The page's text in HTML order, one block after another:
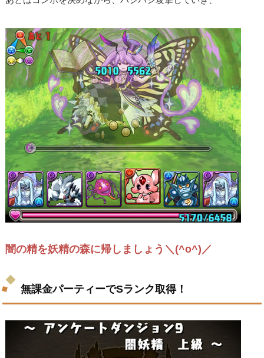
闇の精を妖精の森に帰しましょう＼(^o^)／
無課金パーティーでSランク取得！